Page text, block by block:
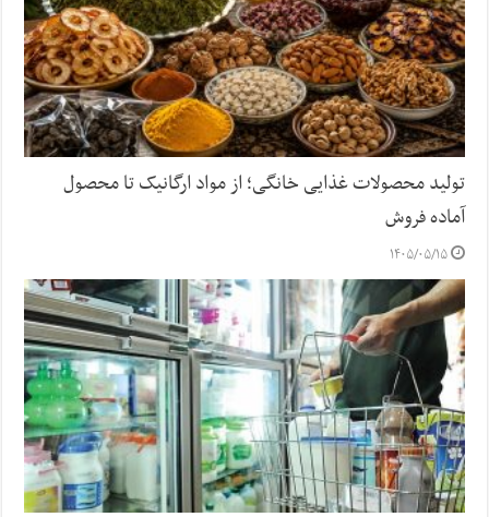
تولید محصولات غذایی خانگی؛ از مواد ارگانیک تا محصول
آماده فروش
۱۴۰۵/۰۵/۱۵